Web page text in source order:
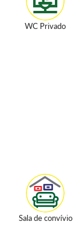
WC Privado
Sala de convívio